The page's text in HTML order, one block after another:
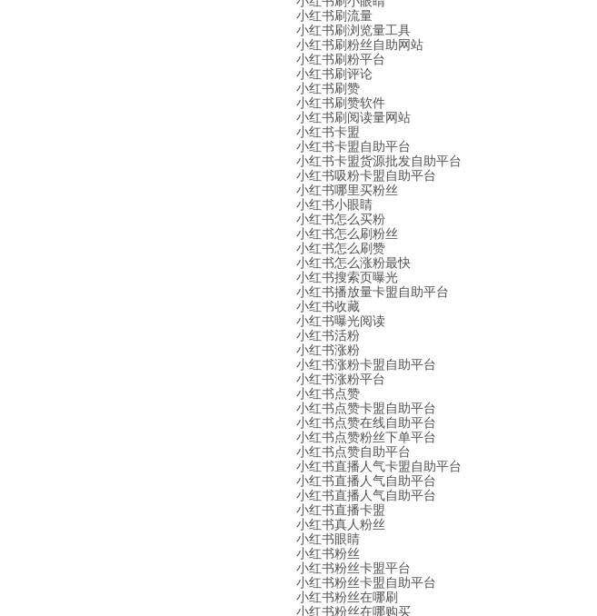
小红书刷流量
小红书刷浏览量工具
小红书刷粉丝自助网站
小红书刷粉平台
小红书刷评论
小红书刷赞
小红书刷赞软件
小红书刷阅读量网站
小红书卡盟
小红书卡盟自助平台
小红书卡盟货源批发自助平台
小红书吸粉卡盟自助平台
小红书哪里买粉丝
小红书小眼睛
小红书怎么买粉
小红书怎么刷粉丝
小红书怎么刷赞
小红书怎么涨粉最快
小红书搜索页曝光
小红书播放量卡盟自助平台
小红书收藏
小红书曝光阅读
小红书活粉
小红书涨粉
小红书涨粉卡盟自助平台
小红书涨粉平台
小红书点赞
小红书点赞卡盟自助平台
小红书点赞在线自助平台
小红书点赞粉丝下单平台
小红书点赞自助平台
小红书直播人气卡盟自助平台
小红书直播人气自助平台
小红书直播人气自助平台
小红书直播卡盟
小红书真人粉丝
小红书眼睛
小红书粉丝
小红书粉丝卡盟平台
小红书粉丝卡盟自助平台
小红书粉丝在哪刷
小红书粉丝在哪购买